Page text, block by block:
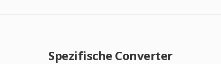
Spezifische Converter